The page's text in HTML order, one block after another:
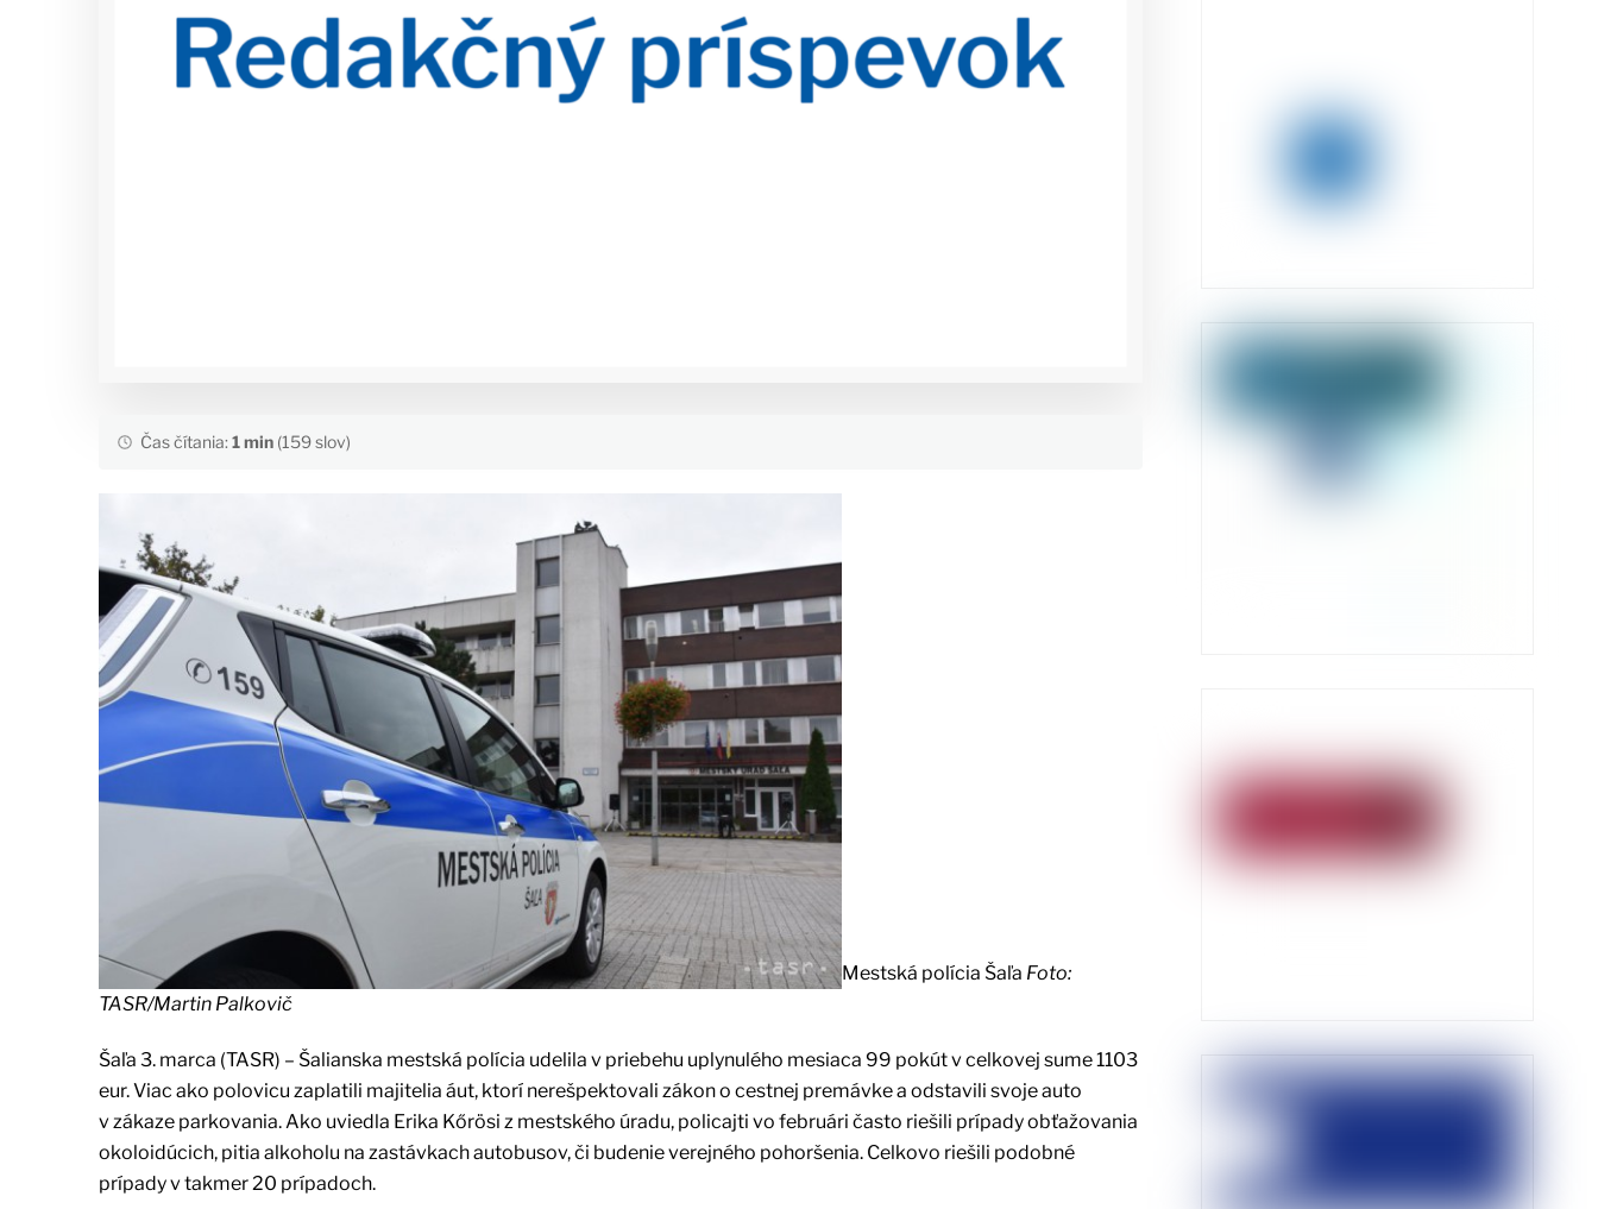
Čas čítania:1 min(159 slov)
Mestská polícia Šaľa Foto:
TASR/Martin Palkovič
Šaľa 3. marca (TASR) – Šalianska mestská polícia udelila v priebehu uplynulého mesiaca 99 pokút v celkovej sume 1103
eur. Viac ako polovicu zaplatili majitelia áut, ktorí nerešpektovali zákon o cestnej premávke a odstavili svoje auto
v zákaze parkovania. Ako uviedla Erika Kőrösi z mestského úradu, policajti vo februári často riešili prípady obťažovania
okoloidúcich, pitia alkoholu na zastávkach autobusov, či budenie verejného pohoršenia. Celkovo riešili podobné
prípady v takmer 20 prípadoch.